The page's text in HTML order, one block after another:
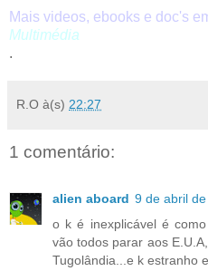
Mais videos, ebooks e doc's
Multimédia
.
R.O à(s) 22:27
1 comentário:
alien aboard 9 de abril
o k é inexplicável é
vão todos parar aos
Tugolândia...e k estranho